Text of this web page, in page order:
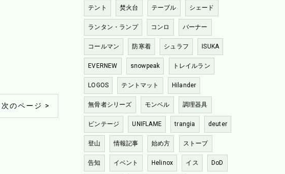
次のページ >
テント 焚火台 テーブル シェード
ランタン・ランプ コンロ バーナー
コールマン 防寒着 シュラフ ISUKA
EVERNEW snowpeak トレイルラン
LOGOS テントマット Hilander
無骨者シリーズ モンベル 調理器具
ビンテージ UNIFLAME trangia deuter
登山 情報記事 始め方 ストーブ
告知 イベント Helinox イス DoD